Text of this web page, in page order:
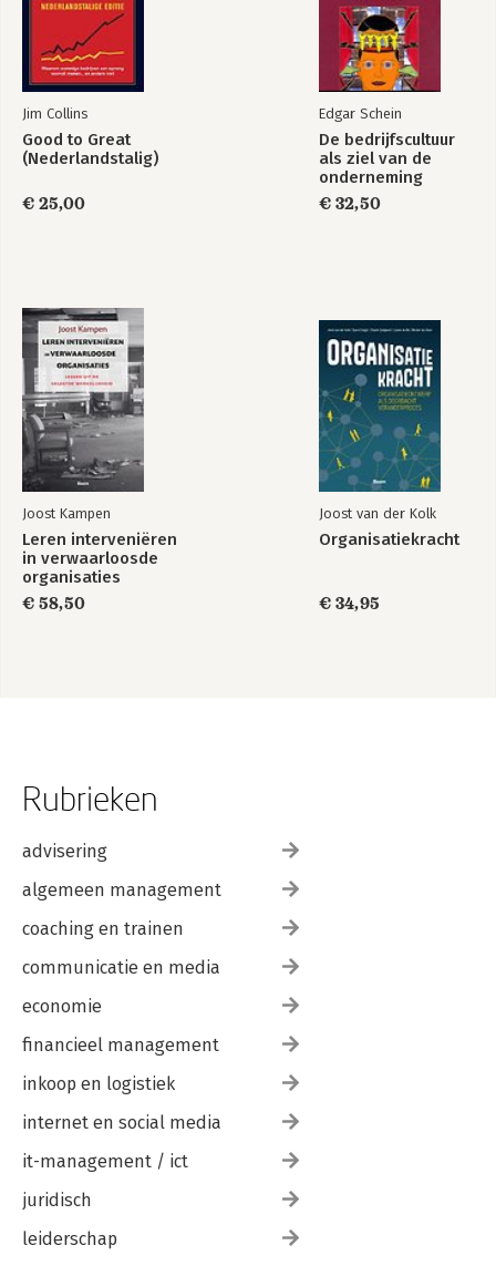
Jim Collins
Good to Great
(Nederlandstalig)
€ 25,00
Edgar Schein
De bedrijfscultuur
als ziel van de
onderneming
€ 32,50
Joost Kampen
Leren interveniëren
in verwaarloosde
organisaties
€ 58,50
Joost van der Kolk
Organisatiekracht
€ 34,95
Rubrieken
advisering
algemeen management
coaching en trainen
communicatie en media
economie
financieel management
inkoop en logistiek
internet en social media
it-management / ict
juridisch
leiderschap